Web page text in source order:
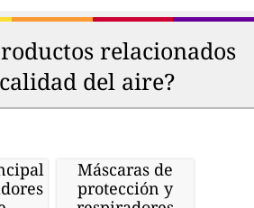
relacionados
del aire?
Máscaras de
protección y